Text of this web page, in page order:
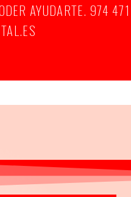
AYUDARTE. 974 471